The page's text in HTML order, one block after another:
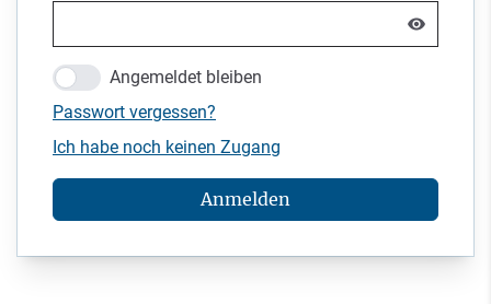
Angemeldet bleiben
Passwort vergessen?
Ich habe noch keinen Zugang
Anmelden